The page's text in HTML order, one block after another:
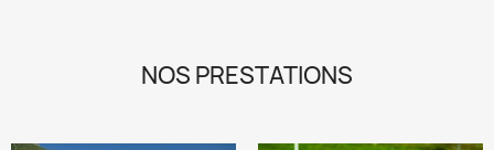
NOS PRESTATIONS